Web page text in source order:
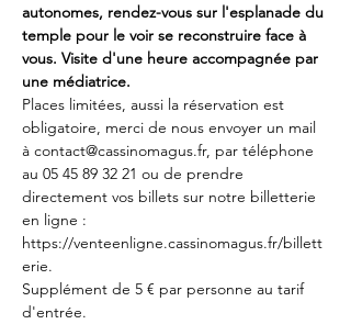
autonomes, rendez-vous sur l'esplanade du
temple pour le voir se reconstruire face à
vous. Visite d'une heure accompagnée par
une médiatrice.
Places limitées, aussi la réservation est
obligatoire, merci de nous envoyer un mail
à contact@cassinomagus.fr, par téléphone
au 05 45 89 32 21 ou de prendre
directement vos billets sur notre billetterie
en ligne :
https://venteenligne.cassinomagus.fr/billett
erie.
Supplément de 5 € par personne au tarif
d'entrée.